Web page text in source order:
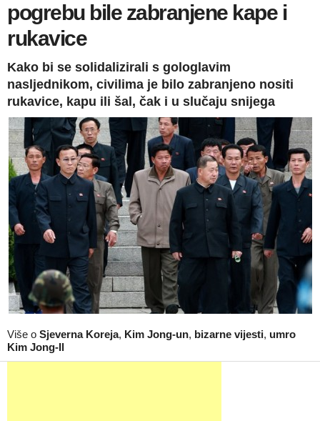
pogrebu bile zabranjene kape i
rukavice
Kako bi se solidalizirali s gologlavim
nasljednikom, civilima je bilo zabranjeno nositi
rukavice, kapu ili šal, čak i u slučaju snijega
Više o Sjeverna Koreja, Kim Jong-un, bizarne vijesti, umro
Kim Jong-Il